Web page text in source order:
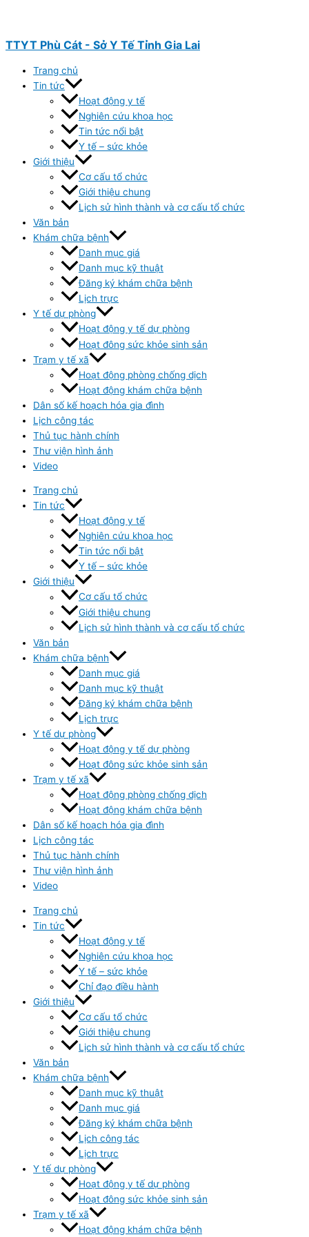
dung
TTYT Phù Cát - Sở Y Tế Tỉnh Gia Lai
Trang chủ
Tin tức
Hoạt động y tế
Nghiên cứu khoa học
Tin tức nổi bật
Y tế – sức khỏe
Giới thiệu
Cơ cấu tổ chức
Giới thiệu chung
Lịch sử hình thành và cơ cấu tổ chức
Văn bản
Khám chữa bệnh
Danh mục giá
Danh mục kỹ thuật
Đăng ký khám chữa bệnh
Lịch trực
Y tế dự phòng
Hoạt động y tế dự phòng
Hoạt đông sức khỏe sinh sản
Trạm y tế xã
Hoạt động phòng chống dịch
Hoạt động khám chữa bệnh
Dân số kế hoạch hóa gia đình
Lịch công tác
Thủ tục hành chính
Thư viện hình ảnh
Video
Trang chủ
Tin tức
Hoạt động y tế
Nghiên cứu khoa học
Tin tức nổi bật
Y tế – sức khỏe
Giới thiệu
Cơ cấu tổ chức
Giới thiệu chung
Lịch sử hình thành và cơ cấu tổ chức
Văn bản
Khám chữa bệnh
Danh mục giá
Danh mục kỹ thuật
Đăng ký khám chữa bệnh
Lịch trực
Y tế dự phòng
Hoạt động y tế dự phòng
Hoạt đông sức khỏe sinh sản
Trạm y tế xã
Hoạt động phòng chống dịch
Hoạt động khám chữa bệnh
Dân số kế hoạch hóa gia đình
Lịch công tác
Thủ tục hành chính
Thư viện hình ảnh
Video
Trang chủ
Tin tức
Hoạt động y tế
Nghiên cứu khoa học
Y tế – sức khỏe
Chỉ đạo điều hành
Giới thiệu
Cơ cấu tổ chức
Giới thiệu chung
Lịch sử hình thành và cơ cấu tổ chức
Văn bản
Khám chữa bệnh
Danh mục kỹ thuật
Danh mục giá
Đăng ký khám chữa bệnh
Lịch công tác
Lịch trực
Y tế dự phòng
Hoạt động y tế dự phòng
Hoạt đông sức khỏe sinh sản
Trạm y tế xã
Hoạt động khám chữa bệnh